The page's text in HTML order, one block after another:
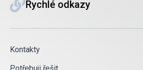
Rychlé odkazy
Kontakty
Potřebuji řešit